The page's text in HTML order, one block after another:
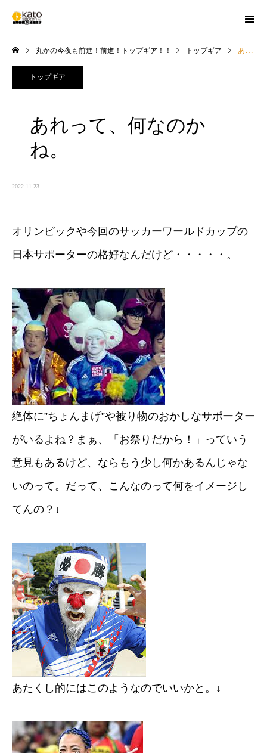
丸かの今夜も前進！前進！トップギア！！ トップギア あれって、何なのかね。
トップギア
あれって、何なのか
ね。
2022.11.23
オリンピックや今回のサッカーワールドカップの
日本サポーターの格好なんだけど・・・・・。
絶体に”ちょんまげ”や被り物のおかしなサポーター
がいるよね？まぁ、「お祭りだから！」っていう
意見もあるけど、ならもう少し何かあるんじゃな
いのって。だって、こんなのって何をイメージし
てんの？↓
あたくし的にはこのようなのでいいかと。↓